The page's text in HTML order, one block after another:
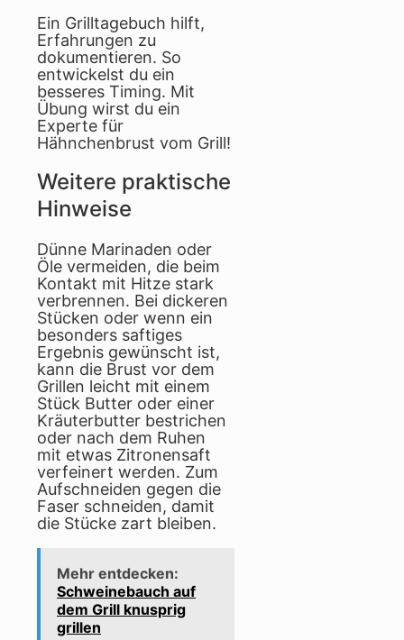
Ein Grilltagebuch hilft,
Erfahrungen zu
dokumentieren. So
entwickelst du ein
besseres Timing. Mit
Übung wirst du ein
Experte für
Hähnchenbrust vom Grill!
Weitere praktische
Hinweise
Dünne Marinaden oder
Öle vermeiden, die beim
Kontakt mit Hitze stark
verbrennen. Bei dickeren
Stücken oder wenn ein
besonders saftiges
Ergebnis gewünscht ist,
kann die Brust vor dem
Grillen leicht mit einem
Stück Butter oder einer
Kräuterbutter bestrichen
oder nach dem Ruhen
mit etwas Zitronensaft
verfeinert werden. Zum
Aufschneiden gegen die
Faser schneiden, damit
die Stücke zart bleiben.
Mehr entdecken:
Schweinebauch auf
dem Grill knusprig
grillen